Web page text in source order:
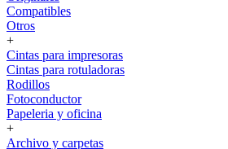
Compatibles
Otros
+
Cintas para impresoras
Cintas para rotuladoras
Rodillos
Fotoconductor
Papeleria y oficina
+
Archivo y carpetas